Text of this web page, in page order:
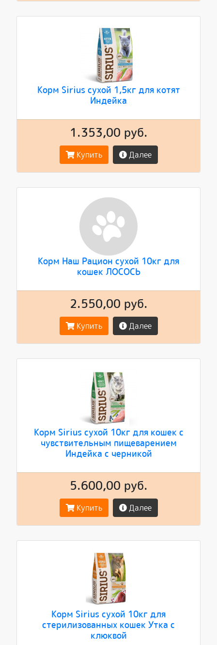
Корм Sirius сухой 1,5кг для котят
Индейка
1.353,00 руб.
Купить Далее
Корм Наш Рацион сухой 10кг для
кошек ЛОСОСЬ
2.550,00 руб.
Купить Далее
Корм Sirius сухой 10кг для кошек с
чувствительным пищеварением
Индейка с черникой
5.600,00 руб.
Купить Далее
Корм Sirius сухой 10кг для
стерилизованных кошек Утка с
клюквой